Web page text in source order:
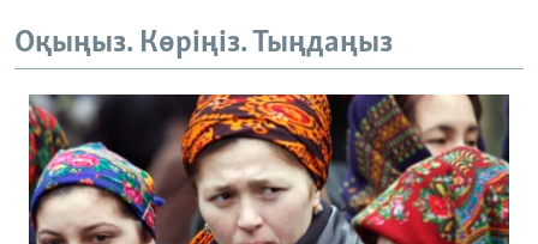
Оқыңыз. Көріңіз. Тыңдаңыз